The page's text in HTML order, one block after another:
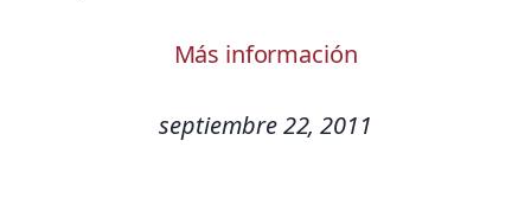
Más información
septiembre 22, 2011